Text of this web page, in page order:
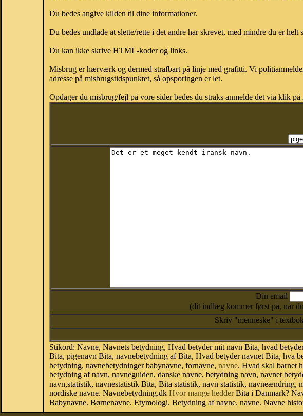
Du bedes angive kilden til dine informationer.
Du bedes undlade at slette/rette i det andre har skrevet, med mindre du er helt
Du kan ikke skrive HTML-koder og links.
Misbrug er hærværk og dermed strafbart på linje med grafitti. Vi
adresse på misbrugstidspunktet, så opsporingen er let.
Opdager du misbrug/fejl på vore sider bedes du straks anmelde det via klik
Din email
(dit indlæg kommer først på, når
Skriv "menneske" i
Stikord: Navne, Navnets betydning, Hvad betyder mit navn Bita, hvad
Bita, pigenavn Bita, navnebetydning af Bita, Hvad betyder navnet Bita, hva
betydning, navnebetydninger babynavne, fornavne, navne. Hvad skal barnet
betydning af navn, navneguiden, danske navne, betydning navn, navnet
navn,statistik, navnestatistik Bita, Bita statistik, navn statistik,
nordiske navne. Navnebetydning.dk Hvor mange hedderBita i Danmark?
Babynavne. Børnenavne. Etymologi. Betydning af navne. navne. Navne